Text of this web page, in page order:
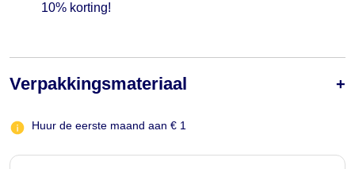
10% korting!
Verpakkingsmateriaal
Huur de eerste maand aan € 1